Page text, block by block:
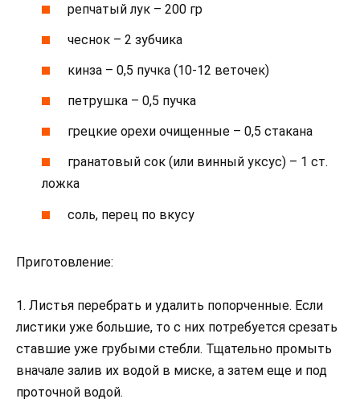
репчатый лук – 200 гр
чеснок – 2 зубчика
кинза – 0,5 пучка (10-12 веточек)
петрушка – 0,5 пучка
грецкие орехи очищенные – 0,5 стакана
гранатовый сок (или винный уксус) – 1 ст.
ложка
соль, перец по вкусу
Приготовление:
1. Листья перебрать и удалить попорченные. Если
листики уже большие, то с них потребуется срезать
ставшие уже грубыми стебли. Тщательно промыть
вначале залив их водой в миске, а затем еще и под
проточной водой.